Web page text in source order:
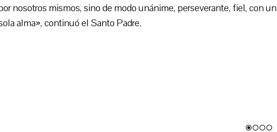
nosotros mismos, sino de modo unánime, perseverante, fiel, con un
alma», continuó el Santo Padre.